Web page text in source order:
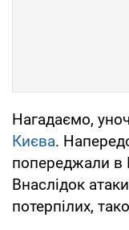
Нагадаємо,
Києва.
попереджали в
Внаслідок
потерпілих,